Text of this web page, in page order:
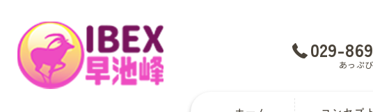
029-
あっぷ